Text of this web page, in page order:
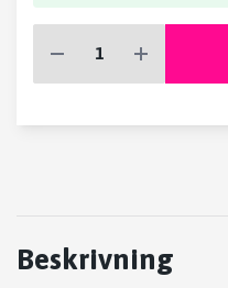
Beskrivning